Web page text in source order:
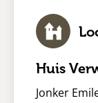
Huis
Jonker